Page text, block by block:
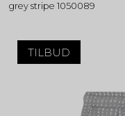
grey stripe 1050089
TILBUD